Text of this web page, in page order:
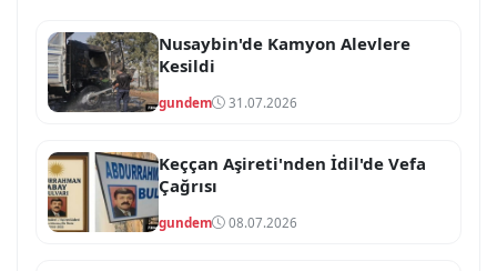
Nusaybin'de Kamyon Alevlere
Kesildi
gundem 31.07.2026
Keççan Aşireti'nden İdil'de Vefa
Çağrısı
gundem 08.07.2026